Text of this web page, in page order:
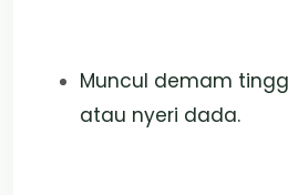
Muncul demam
atau nyeri dada.